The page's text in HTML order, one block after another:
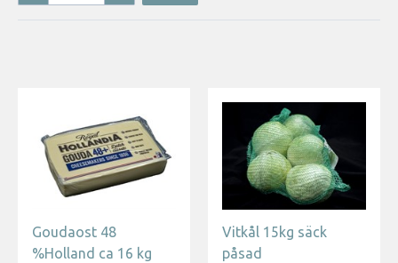
Goudaost 48
%Holland ca 16 kg
Vitkål 15kg säck
påsad